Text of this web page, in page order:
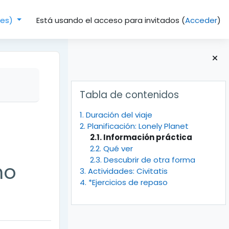
Está usando el acceso para invitados (Acceder)
Bloques
Tabla de contenidos
1. Duración del viaje
2. Planificación: Lonely Planet
2.1. Información práctica
2.2. Qué ver
2.3. Descubrir de otra forma
3. Actividades: Civitatis
4. *Ejercicios de repaso